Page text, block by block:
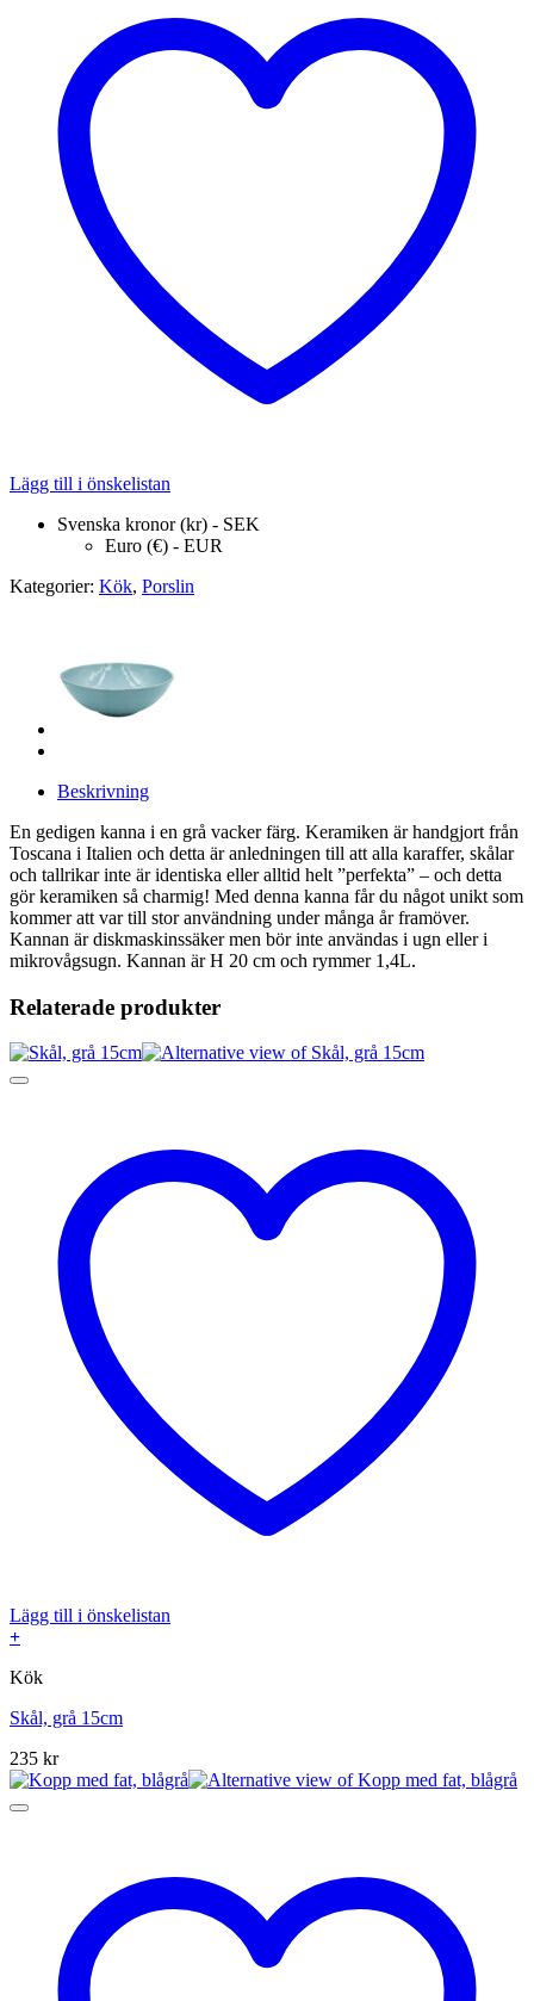
Lägg till i önskelistan
Svenska kronor (kr) - SEK
Euro (€) - EUR
Kategorier: Kök, Porslin
Beskrivning
En gedigen kanna i en grå vacker färg. Keramiken är handgjort från
Toscana i Italien och detta är anledningen till att alla karaffer, skålar
och tallrikar inte är identiska eller alltid helt ”perfekta” – och detta
gör keramiken så charmig! Med denna kanna får du något unikt som
kommer att var till stor användning under många år framöver.
Kannan är diskmaskinssäker men bör inte användas i ugn eller i
mikrovågsugn. Kannan är H 20 cm och rymmer 1,4L.
Relaterade produkter
Lägg till i önskelistan
+
Kök
Skål, grå 15cm
235 kr